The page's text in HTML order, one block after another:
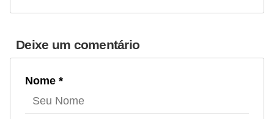
Deixe um comentário
Nome *